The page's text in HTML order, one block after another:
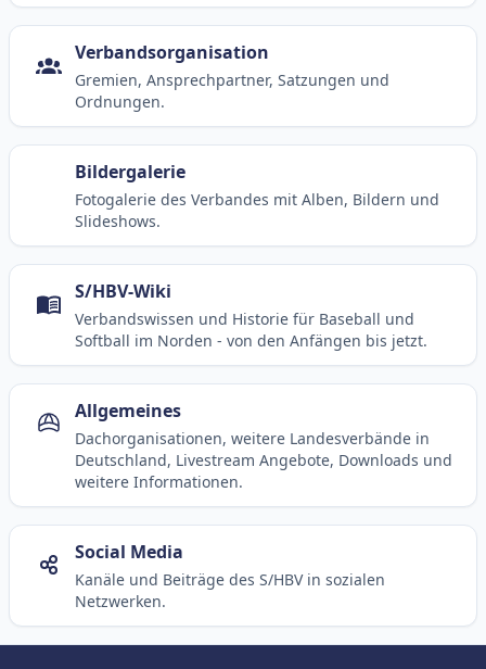
Verbandsorganisation
Gremien, Ansprechpartner, Satzungen und
Ordnungen.
Bildergalerie
Fotogalerie des Verbandes mit Alben, Bildern und
Slideshows.
S/HBV-Wiki
Verbandswissen und Historie für Baseball und
Softball im Norden - von den Anfängen bis jetzt.
Allgemeines
Dachorganisationen, weitere Landesverbände in
Deutschland, Livestream Angebote, Downloads und
weitere Informationen.
Social Media
Kanäle und Beiträge des S/HBV in sozialen
Netzwerken.